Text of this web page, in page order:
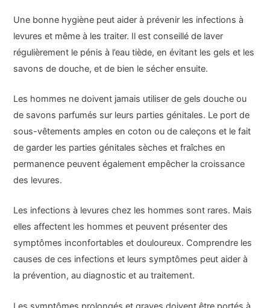
Une bonne hygiène peut aider à prévenir les infections à
levures et même à les traiter. Il est conseillé de laver
régulièrement le pénis à l’eau tiède, en évitant les gels et les
savons de douche, et de bien le sécher ensuite.
Les hommes ne doivent jamais utiliser de gels douche ou
de savons parfumés sur leurs parties génitales. Le port de
sous-vêtements amples en coton ou de caleçons et le fait
de garder les parties génitales sèches et fraîches en
permanence peuvent également empêcher la croissance
des levures.
Les infections à levures chez les hommes sont rares. Mais
elles affectent les hommes et peuvent présenter des
symptômes inconfortables et douloureux. Comprendre les
causes de ces infections et leurs symptômes peut aider à
la prévention, au diagnostic et au traitement.